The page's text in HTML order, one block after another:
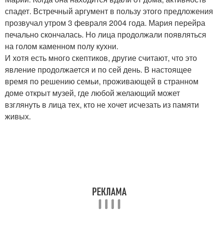
спадет. Встречный аргумент в пользу этого предложения
прозвучал утром 3 февраля 2004 года. Мария перейра
печально скончалась. Но лица продолжали появляться
на голом каменном полу кухни.
И хотя есть много скептиков, другие считают, что это
явление продолжается и по сей день. В настоящее
время по решению семьи, проживающей в странном
доме открыт музей, где любой желающий может
взглянуть в лица тех, кто не хочет исчезать из памяти
живых.